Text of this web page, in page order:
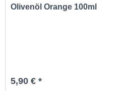
Olivenöl Orange 100ml
5,90 € *